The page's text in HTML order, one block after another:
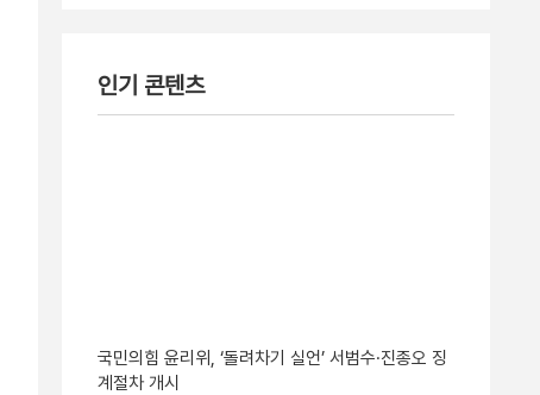
인기 콘텐츠
국민의힘 윤리위, ‘돌려차기 실언’ 서범수·진종오 징
계절차 개시